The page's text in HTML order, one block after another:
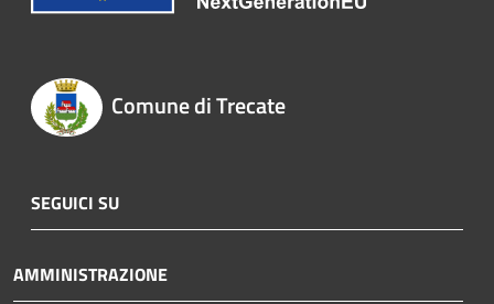
Comune di Trecate
SEGUICI SU
AMMINISTRAZIONE